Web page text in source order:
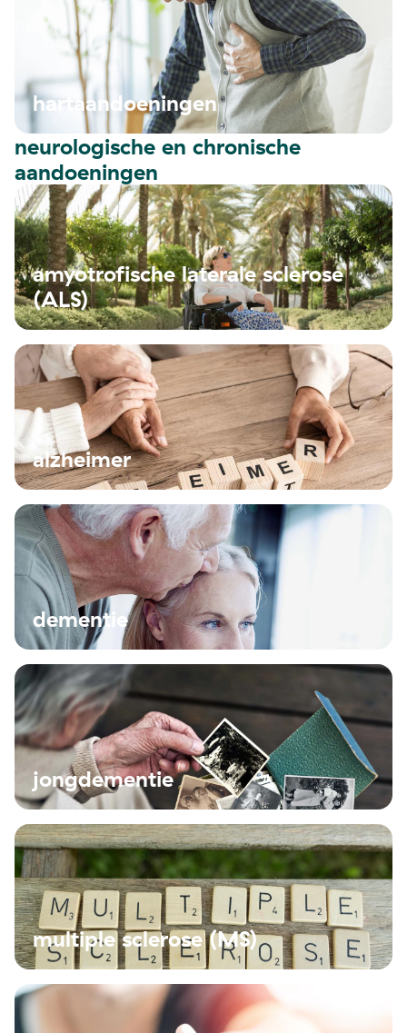
hartaandoeningen
neurologische en chronische
aandoeningen
amyotrofische laterale sclerose
(ALS)
alzheimer
dementie
jongdementie
multiple sclerose (MS)